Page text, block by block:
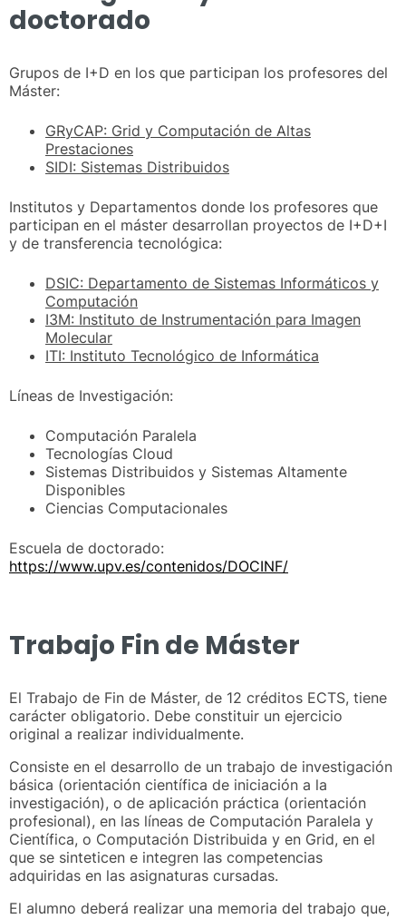
doctorado
Grupos de I+D en los que participan los profesores del
Máster:
GRyCAP: Grid y Computación de Altas
Prestaciones
SIDI: Sistemas Distribuidos
Institutos y Departamentos donde los profesores que
participan en el máster desarrollan proyectos de I+D+I
y de transferencia tecnológica:
DSIC: Departamento de Sistemas Informáticos y
Computación
I3M: Instituto de Instrumentación para Imagen
Molecular
ITI: Instituto Tecnológico de Informática
Líneas de Investigación:
Computación Paralela
Tecnologías Cloud
Sistemas Distribuidos y Sistemas Altamente
Disponibles
Ciencias Computacionales
Escuela de doctorado:
https://www.upv.es/contenidos/DOCINF/
Trabajo Fin de Máster
El Trabajo de Fin de Máster, de 12 créditos ECTS, tiene
carácter obligatorio. Debe constituir un ejercicio
original a realizar individualmente.
Consiste en el desarrollo de un trabajo de investigación
básica (orientación científica de iniciación a la
investigación), o de aplicación práctica (orientación
profesional), en las líneas de Computación Paralela y
Científica, o Computación Distribuida y en Grid, en el
que se sinteticen e integren las competencias
adquiridas en las asignaturas cursadas.
El alumno deberá realizar una memoria del trabajo que,